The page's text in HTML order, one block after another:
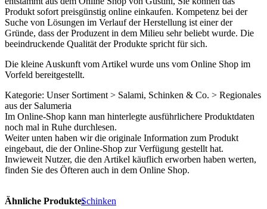
Produkt sofort preisgünstig online einkaufen. Kompetenz bei der
Suche von Lösungen im Verlauf der Herstellung ist einer der
Gründe, dass der Produzent in dem Milieu sehr beliebt wurde. Die
beeindruckende Qualität der Produkte spricht für sich.
Die kleine Auskunft vom Artikel wurde uns vom Online Shop im
Vorfeld bereitgestellt.
Kategorie: Unser Sortiment > Salami, Schinken & Co. > Regionales
aus der Salumeria
Im Online-Shop kann man hinterlegte ausführlichere Produktdaten
noch mal in Ruhe durchlesen.
Weiter unten haben wir die originale Information zum Produkt
eingebaut, die der Online-Shop zur Verfügung gestellt hat.
Inwieweit Nutzer, die den Artikel käuflich erworben haben werten,
finden Sie des Öfteren auch in dem Online Shop.
Ähnliche Produkte:Schinken